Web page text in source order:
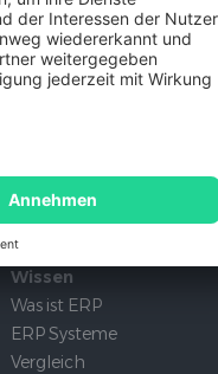
Wissen
Was ist ERP
ERP Systeme
Vergleich